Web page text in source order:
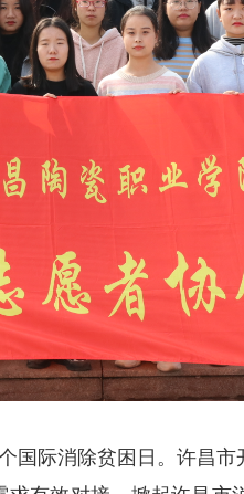
国际消除贫困日。 许昌市